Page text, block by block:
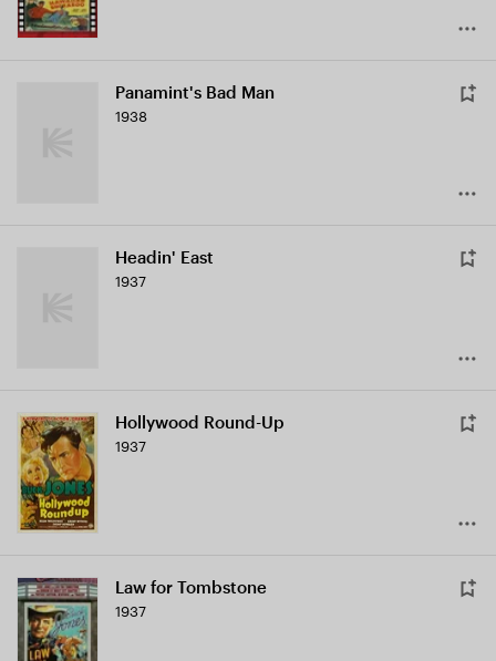
Panamint's Bad Man
1938
Headin' East
1937
Hollywood Round-Up
1937
Law for Tombstone
1937